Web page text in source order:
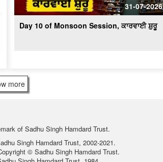
31-07-2026
Day 10 of Monsoon Session, ਕਾਰਵਾਈ ਸ਼ੁਰੂ
more
of Sadhu Singh Hamdard Trust.
Singh Hamdard Trust, 2002-2021.
© Sadhu Singh Hamdard Trust.